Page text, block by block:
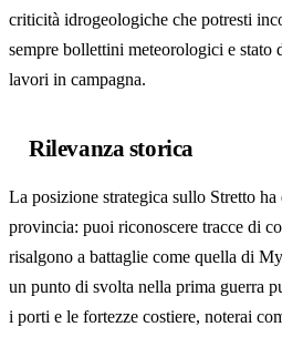
criticità idrogeologiche che potresti
sempre bollettini meteorologici e stato
lavori in campagna.
Rilevanza storica
La posizione strategica sullo Stretto
provincia: puoi riconoscere tracce di
risalgono a battaglie come quella di
un punto di svolta nella prima guerra
i porti e le fortezze costiere, noterai